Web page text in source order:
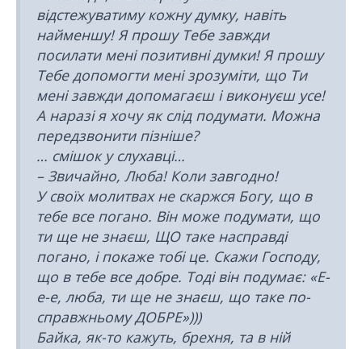
відстежуватиму кожну думку, навіть
найменшу! Я прошу Тебе завжди
посилати мені позитивні думки! Я прошу
Тебе допомогти мені зрозуміти, що Ти
мені завжди допомагаєш і виконуєш усе!
А наразі я хочу як слід подумати. Можна
передзвонити пізніше?
… смішок у слухавці…
– Звичайно, Люба! Коли завгодно!
У своїх молитвах не скаржся Богу, що в
тебе все погано. Він може подумати, що
ти ще не знаєш, ЩО таке насправді
погано, і покаже тобі це. Скажи Господу,
що в тебе все добре. Тоді він подумає: «Е-
е-е, люба, ти ще не знаєш, що таке по-
справжньому ДОБРЕ»)))
Байка, як-то кажуть, брехня, та в ній